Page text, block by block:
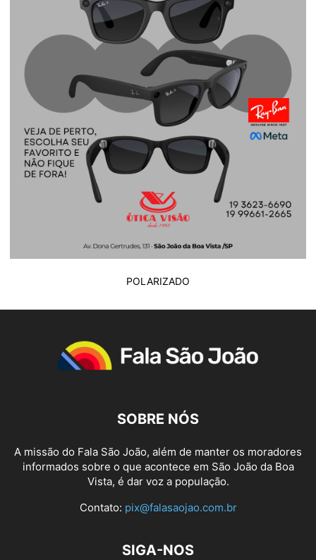
POLARIZADO
SOBRE NÓS
A missão do Fala São João, além de manter os moradores
informados sobre o que acontece em São João da Boa
Vista, é dar voz a população.
Contato: pix@falasaojao.com.br
SIGA-NOS